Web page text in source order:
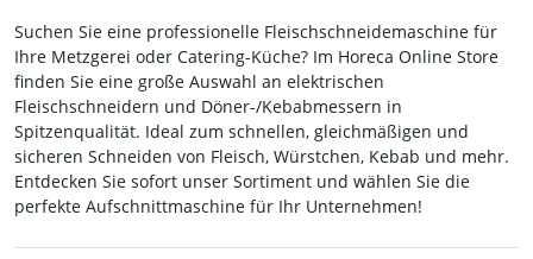
Suchen Sie eine professionelle Fleischschneidemaschine für
Ihre Metzgerei oder Catering-Küche? Im Horeca Online Store
finden Sie eine große Auswahl an elektrischen
Fleischschneidern und Döner-/Kebabmessern in
Spitzenqualität. Ideal zum schnellen, gleichmäßigen und
sicheren Schneiden von Fleisch, Würstchen, Kebab und mehr.
Entdecken Sie sofort unser Sortiment und wählen Sie die
perfekte Aufschnittmaschine für Ihr Unternehmen!